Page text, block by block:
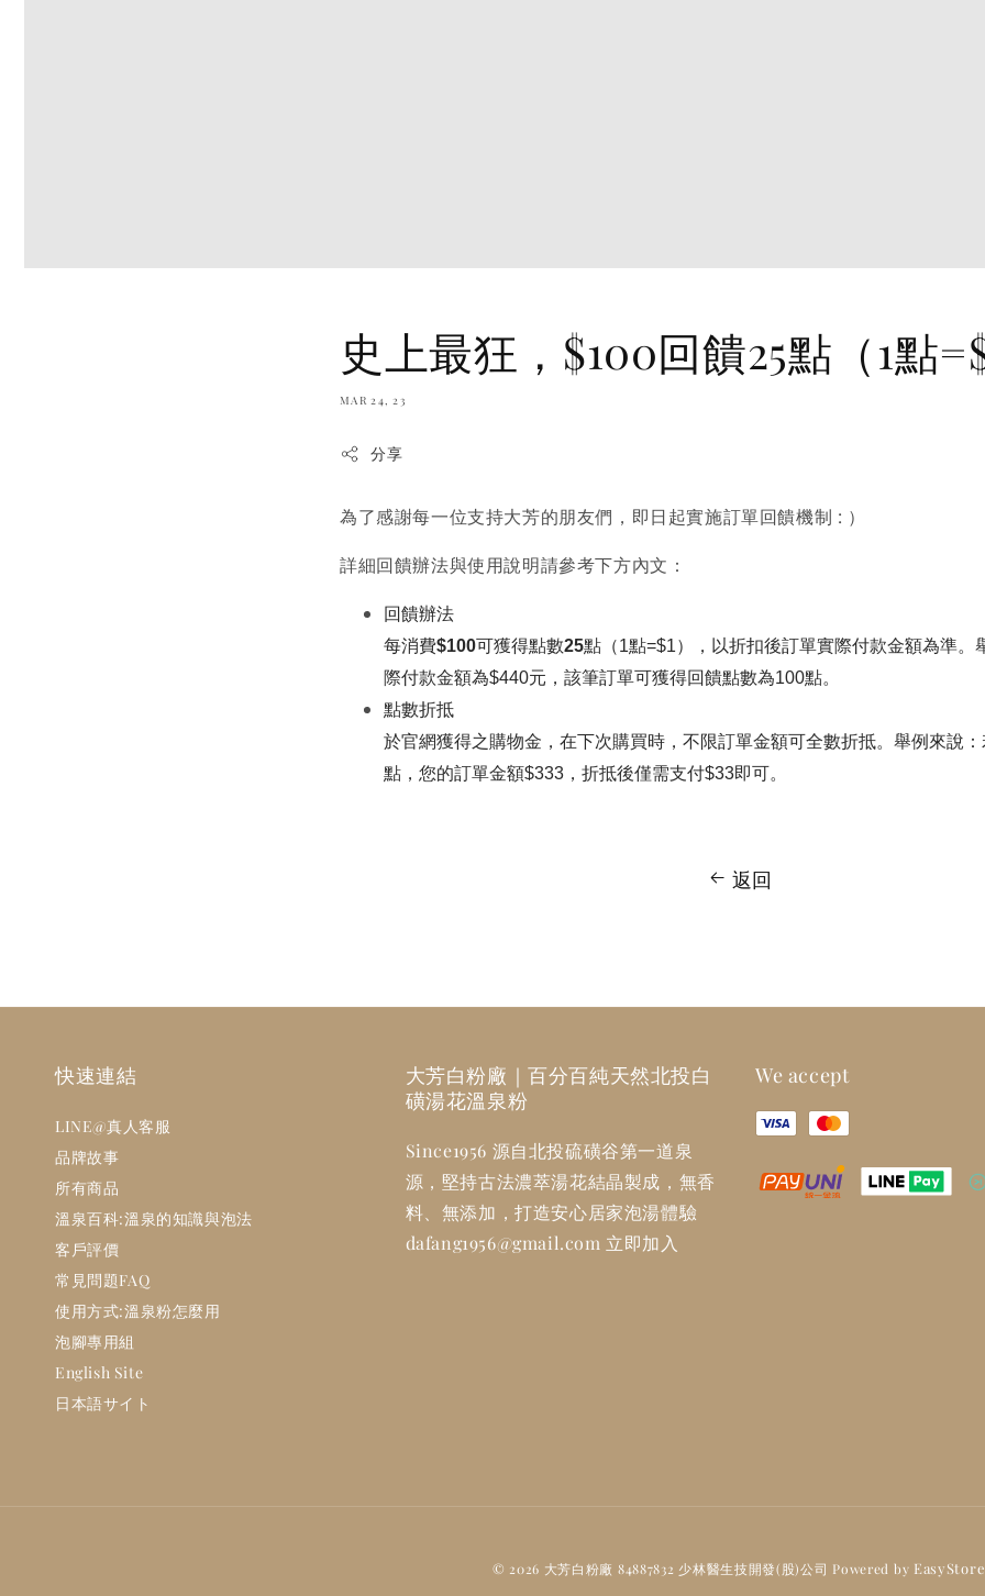
史上最狂，$100回饋25點（1點
MAR 24, 23
分享
為了感謝每一位支持大芳的朋友們，即日起實施訂單回饋機制 : ）
詳細回饋辦法與使用說明請參考下方內文：
回饋辦法
每消費$100可獲得點數25點（1點=$1），以折扣後訂單實際付款金額為準。
際付款金額為$440元，該筆訂單可獲得回饋點數為100點。
點數折抵
於官網獲得之購物金，在下次購買時，不限訂單金額可全數折抵。舉例來說
點，您的訂單金額$333，折抵後僅需支付$33即可。
返回
快速連結
LINE@真人客服
品牌故事
所有商品
溫泉百科:溫泉的知識與泡法
客戶評價
常見問題FAQ
使用方式:溫泉粉怎麼用
泡腳專用組
English Site
日本語サイト
大芳白粉廠｜百分百純天然北投白
磺湯花溫泉粉
Since1956 源自北投硫磺谷第一道泉
源，堅持古法濃萃湯花結晶製成，無香
料、無添加，打造安心居家泡湯體驗
dafang1956@gmail.com 立即加入
We accept
© 2026 大芳白粉廠 84887832 少林醫生技開發(股)公司 Powered by EasyStore